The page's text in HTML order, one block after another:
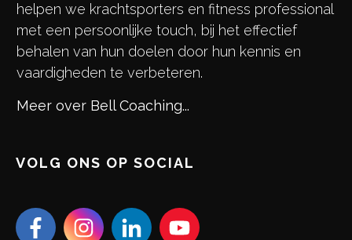
helpen we krachtsporters en fitness professional
met een persoonlijke touch, bij het effectief
behalen van hun doelen door hun kennis en
vaardigheden te verbeteren.
Meer over Bell Coaching...
VOLG ONS OP SOCIAL